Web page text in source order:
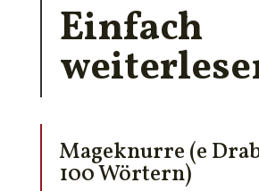
Einfach
Mageknurre (e
100 Wörtern)